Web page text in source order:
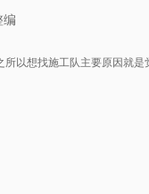
编
所以想找施工队主要原因就是